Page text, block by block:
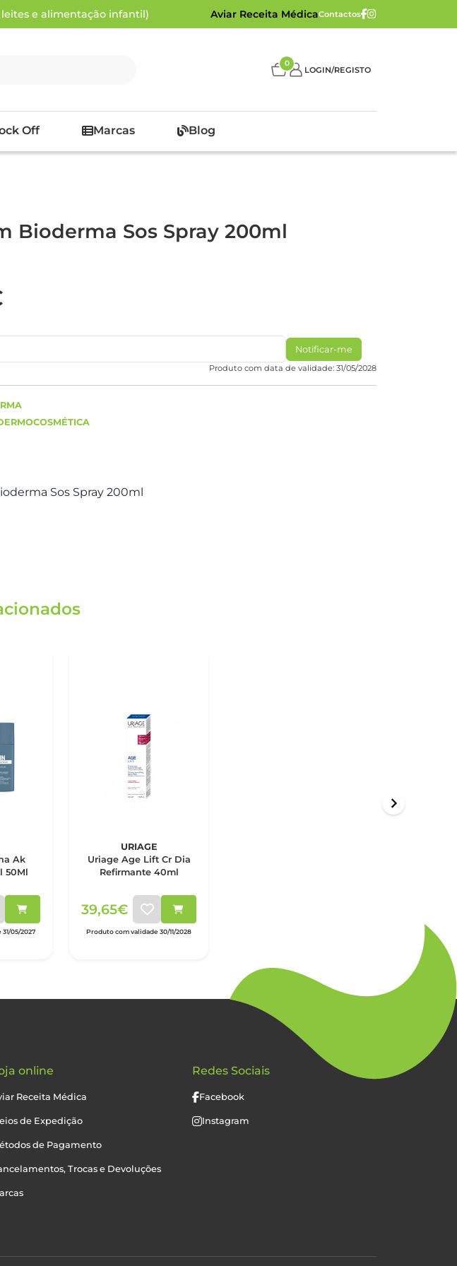
e alimentação infantil) Aviar Receita MédicaContactos
0
LOGIN/REGISTO
Off Marcas Blog
Bioderma Sos Spray 200ml
Notificar-me
Produto com data de validade: 31/05/2028
Sos Spray 200ml
Ak
50Ml
05/2027
URIAGE
Uriage Age Lift Cr Dia
Refirmante 40ml
39,65€
Produto com validade 30/11/2028
online
Receita Médica
de Expedição
de Pagamento
Trocas e Devoluções
Redes Sociais
Facebook
Instagram